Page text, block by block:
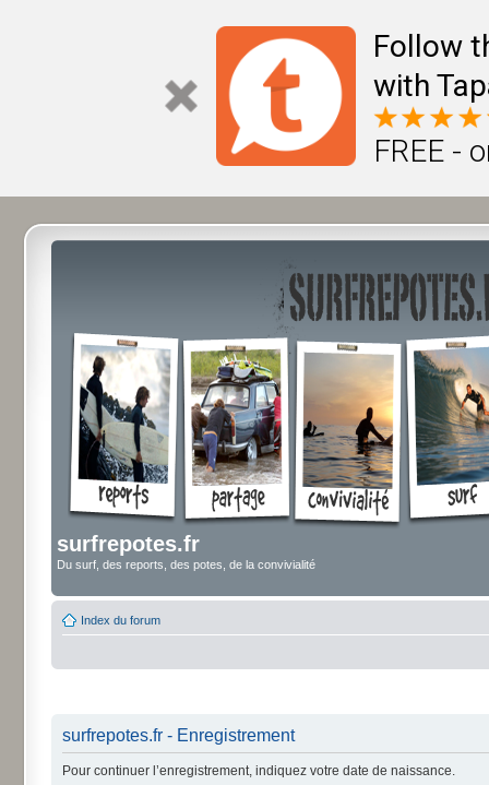
Follow
with
FREE -
surfrepotes.fr
Du surf, des reports, des potes, de la convivialité
Index du forum
surfrepotes.fr - Enregistrement
Pour continuer l’enregistrement, indiquez votre date de naissance.